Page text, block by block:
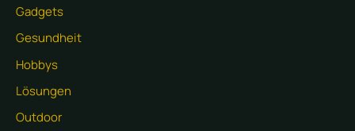
Gadgets
Gesundheit
Hobbys
Lösungen
Outdoor